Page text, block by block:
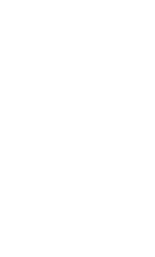
lãng phí tài nguyên.